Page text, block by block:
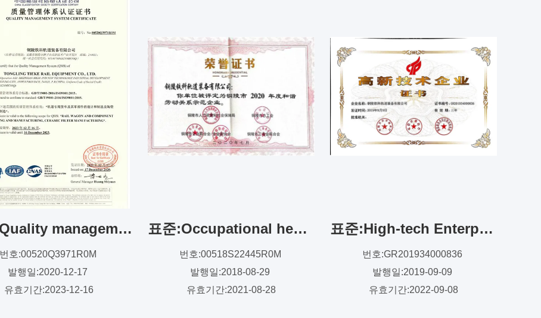
표준:Quality management certificate
번호:00520Q3971R0M
발행일:2020-12-17
유효기간:2023-12-16
표준:Occupational health and safety management system certificate
번호:00518S22445R0M
발행일:2018-08-29
유효기간:2021-08-28
표준:High-tech Enterprise Certificate
번호:GR201934000836
발행일:2019-09-09
유효기간:2022-09-08